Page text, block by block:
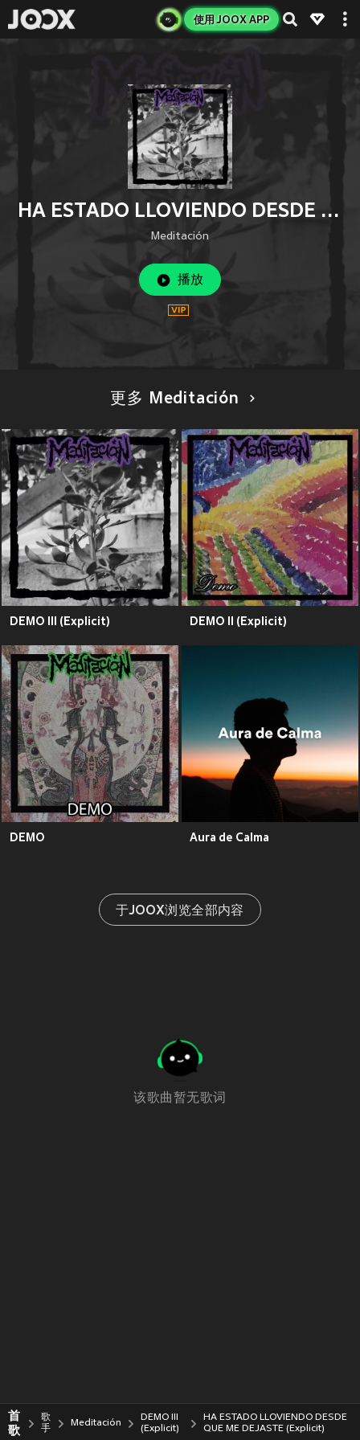
使用 JOOX APP
HA ESTADO LLOVIENDO DESDE QUE ME DEJASTE (Explicit)
Meditación
播放
更多 Meditación
DEMO III (Explicit) DEMO II (Explicit)
DEMO Aura de Calma
于JOOX浏览全部内容
该歌曲暂无歌词
首
歌
歌
手
Meditación
DEMO III
(Explicit)
HA ESTADO LLOVIENDO DESDE
QUE ME DEJASTE (Explicit)